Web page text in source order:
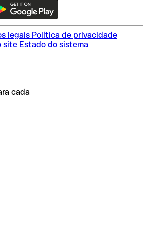
legais Política de privacidade
site Estado do sistema
cada